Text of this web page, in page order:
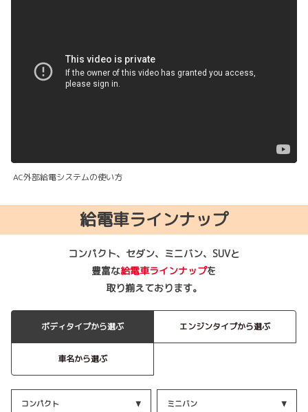
?rel=0&" frameborder="0" allow="autoplay; encrypted-
media" allowfullscreen>
AC外部給電システムの使い方
給電車ラインナップ
コンパクト、セダン、ミニバン、SUVと
豊富な給電車ラインナップを
取り揃えております。
ボディタイプから選ぶ エンジンタイプから選ぶ
車名から選ぶ
コンパクト ミニバン